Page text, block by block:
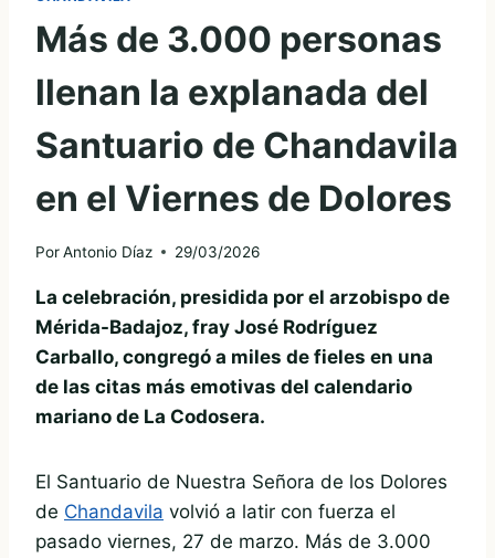
Más de 3.000 personas
llenan la explanada del
Santuario de Chandavila
en el Viernes de Dolores
PorAntonio Díaz 29/03/2026
La celebración, presidida por el arzobispo de
Mérida-Badajoz, fray José Rodríguez
Carballo, congregó a miles de fieles en una
de las citas más emotivas del calendario
mariano de La Codosera.
El Santuario de Nuestra Señora de los Dolores
de Chandavila volvió a latir con fuerza el
pasado viernes, 27 de marzo. Más de 3.000